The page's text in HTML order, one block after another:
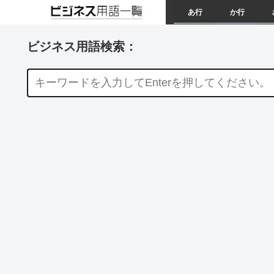
あ行 か行
ビジネス用語検索：